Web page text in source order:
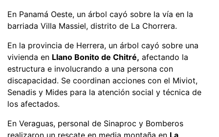
En Panamá Oeste, un árbol cayó sobre la vía en la
barriada Villa Massiel, distrito de La Chorrera.
En la provincia de Herrera, un árbol cayó sobre una
vivienda en Llano Bonito de Chitré, afectando la
estructura e involucrando a una persona con
discapacidad. Se coordinan acciones con el Miviot,
Senadis y Mides para la atención social y técnica de
los afectados.
En Veraguas, personal de Sinaproc y Bomberos
realizaron un rescate en media montaña en La